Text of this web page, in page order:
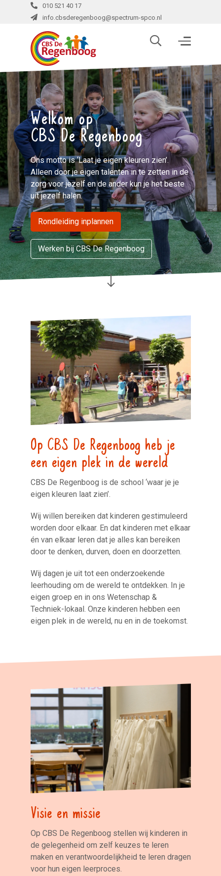
010 521 40 17
info.cbsderegenboog@spectrum-spco.nl
Welkom op
CBS De Regenboog
Ons motto is ‘Laat je eigen kleuren zien’.
Alleen door je eigen talenten in te zetten in de
zorg voor jezelf en de ander kun je het beste
uit jezelf halen.
Rondleiding inplannen
Werken bij CBS De Regenboog
Op CBS De Regenboog heb je
een eigen plek in de wereld
CBS De Regenboog is de school ‘waar je je
eigen kleuren laat zien’.
Wij willen bereiken dat kinderen gestimuleerd
worden door elkaar. En dat kinderen met elkaar
én van elkaar leren dat je alles kan bereiken
door te denken, durven, doen en doorzetten.
Wij dagen je uit tot een onderzoekende
leerhouding om de wereld te ontdekken. In je
eigen groep en in ons Wetenschap &
Techniek-lokaal. Onze kinderen hebben een
eigen plek in de wereld, nu en in de toekomst.
Visie en missie
Op CBS De Regenboog stellen wij kinderen in
de gelegenheid om zelf keuzes te leren
maken en verantwoordelijkheid te leren dragen
voor hun eigen leerproces.